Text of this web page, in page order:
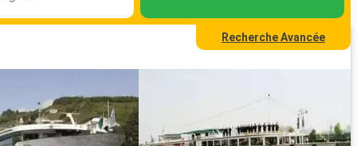
Recherche Avancée